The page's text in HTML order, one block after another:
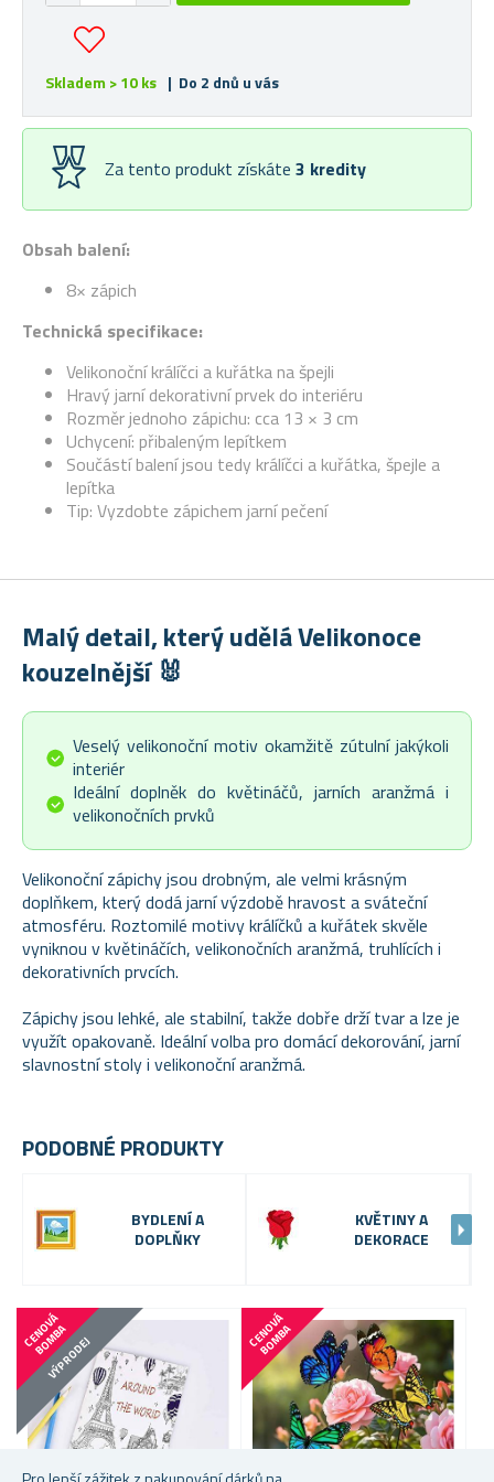
Obsah balení:
8× zápich
Technická specifikace:
Velikonoční králíčci a kuřátka na špejli
Hravý jarní dekorativní prvek do interiéru
Rozměr jednoho zápichu: cca 13 × 3 cm
Uchycení: přibaleným lepítkem
Součástí balení jsou tedy králíčci a kuřátka, špejle a
lepítka
Tip: Vyzdobte zápichem jarní pečení
Skladem > 10 ks | Do 2 dnů u vás
Za tento produkt získáte 3 kredity
Malý detail, který udělá Velikonoce
kouzelnější 🐰
Veselý velikonoční motiv okamžitě zútulní jakýkoli
interiér
Ideální doplněk do květináčů, jarních aranžmá i
velikonočních prvků
Velikonoční zápichy jsou drobným, ale velmi krásným
doplňkem, který dodá jarní výzdobě hravost a sváteční
atmosféru. Roztomilé motivy králíčků a kuřátek skvěle
vyniknou v květináčích, velikonočních aranžmá, truhlících i
dekorativních prvcích.
Zápichy jsou lehké, ale stabilní, takže dobře drží tvar a lze je
využít opakovaně. Ideální volba pro domácí dekorování, jarní
slavnostní stoly i velikonoční aranžmá.
PODOBNÉ PRODUKTY
BYDLENÍ A
DOPLŇKY
KVĚTINY A
DEKORACE
C
E
N
O
V
Á
B
O
M
B
A
VÝPRODEJ
C
E
N
O
V
Á
B
O
M
B
A